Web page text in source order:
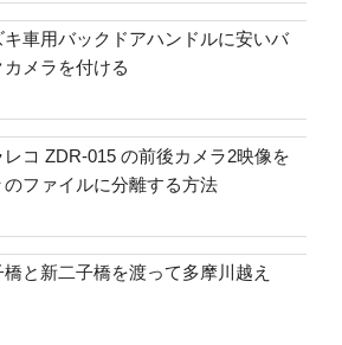
キ車用バックドアハンドルに安いバ
カメラを付ける
レコ ZDR-015 の前後カメラ2映像を
のファイルに分離する方法
橋と新二子橋を渡って多摩川越え